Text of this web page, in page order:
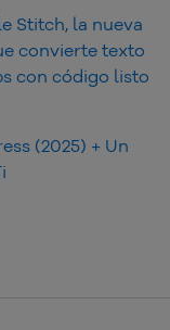
Stitch, la nueva
convierte texto
con código listo
(2025) + Un